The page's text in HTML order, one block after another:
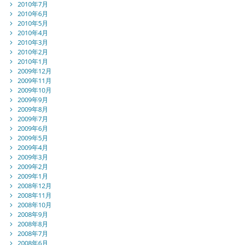
2010年7月
2010年6月
2010年5月
2010年4月
2010年3月
2010年2月
2010年1月
2009年12月
2009年11月
2009年10月
2009年9月
2009年8月
2009年7月
2009年6月
2009年5月
2009年4月
2009年3月
2009年2月
2009年1月
2008年12月
2008年11月
2008年10月
2008年9月
2008年8月
2008年7月
2008年6月